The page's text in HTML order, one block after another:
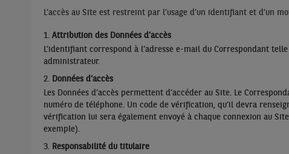
L’accès au Site est restreint par l’usage d’un identifiant et d’un
Attribution des Données d’accès
L’identifiant correspond à l’adresse e-mail du Correspondant
administrateur.
Données d’accès
Les Données d’accès permettent d’accéder au Site. Le
numéro de téléphone. Un code de vérification, qu’il devra
vérification lui sera également envoyé à chaque connexion au
exemple).
Responsabilité du titulaire